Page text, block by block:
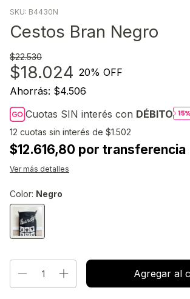
SKU: B4430N
Cestos Bran Negro
$22.530
$18.024 20% OFF
Ahorrás: $4.506
Cuotas SIN interés con DÉBITO
12 cuotas sin interés de $1.502
$12.616,80 por transferencia
Ver más detalles
Color: Negro